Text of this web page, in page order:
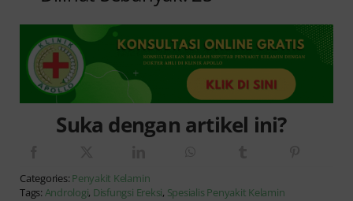
Suka dengan artikel ini?
Categories: Penyakit Kelamin
Tags: Andrologi, Disfungsi Ereksi, Spesialis Penyakit Kelamin